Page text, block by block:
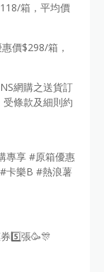
箱，平均價
價$298/箱，
網購之送貨訂
條款及細則約
專享 #原箱優惠
卡樂B #熱浪薯
5️⃣張🥳🎊